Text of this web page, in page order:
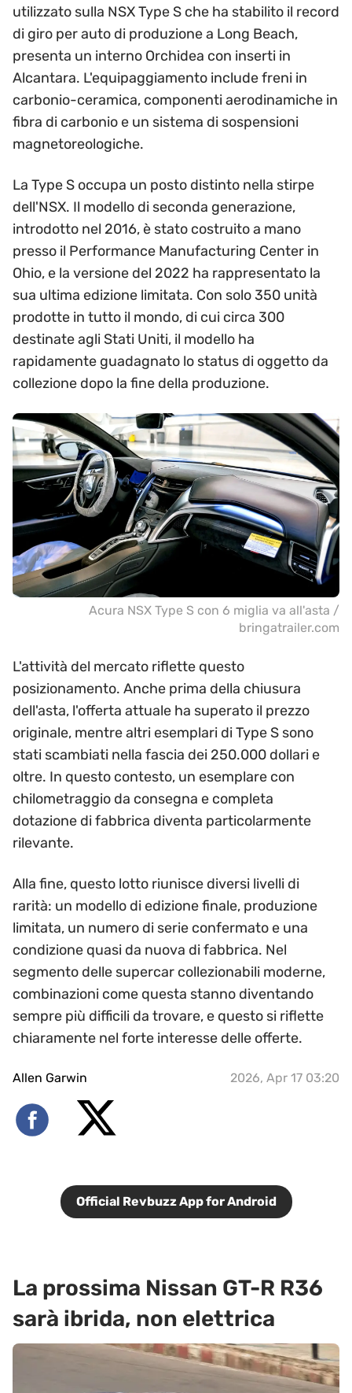
utilizzato sulla NSX Type S che ha stabilito il record
di giro per auto di produzione a Long Beach,
presenta un interno Orchidea con inserti in
Alcantara. L'equipaggiamento include freni in
carbonio-ceramica, componenti aerodinamiche in
fibra di carbonio e un sistema di sospensioni
magnetoreologiche.
La Type S occupa un posto distinto nella stirpe
dell'NSX. Il modello di seconda generazione,
introdotto nel 2016, è stato costruito a mano
presso il Performance Manufacturing Center in
Ohio, e la versione del 2022 ha rappresentato la
sua ultima edizione limitata. Con solo 350 unità
prodotte in tutto il mondo, di cui circa 300
destinate agli Stati Uniti, il modello ha
rapidamente guadagnato lo status di oggetto da
collezione dopo la fine della produzione.
Acura NSX Type S con 6 miglia va all'asta /
bringatrailer.com
L'attività del mercato riflette questo
posizionamento. Anche prima della chiusura
dell'asta, l'offerta attuale ha superato il prezzo
originale, mentre altri esemplari di Type S sono
stati scambiati nella fascia dei 250.000 dollari e
oltre. In questo contesto, un esemplare con
chilometraggio da consegna e completa
dotazione di fabbrica diventa particolarmente
rilevante.
Alla fine, questo lotto riunisce diversi livelli di
rarità: un modello di edizione finale, produzione
limitata, un numero di serie confermato e una
condizione quasi da nuova di fabbrica. Nel
segmento delle supercar collezionabili moderne,
combinazioni come questa stanno diventando
sempre più difficili da trovare, e questo si riflette
chiaramente nel forte interesse delle offerte.
Allen Garwin 2026, Apr 17 03:20
Official Revbuzz App for Android
La prossima Nissan GT-R R36
sarà ibrida, non elettrica